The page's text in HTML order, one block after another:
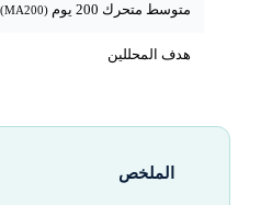
متوسط متحرك 200 يوم
هدف المحللين
الملخص